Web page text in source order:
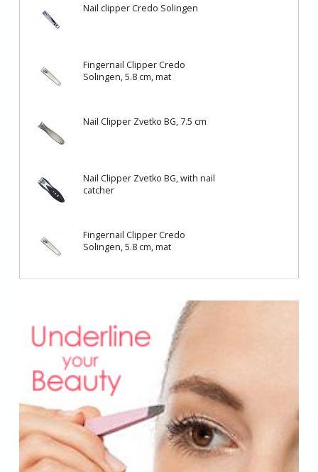
Nail clipper Credo Solingen
Fingernail Clipper Credo
Solingen, 5.8 cm, mat
Nail Clipper Zvetko BG, 7.5 cm
Nail Clipper Zvetko BG, with nail
catcher
Fingernail Clipper Credo
Solingen, 5.8 cm, mat